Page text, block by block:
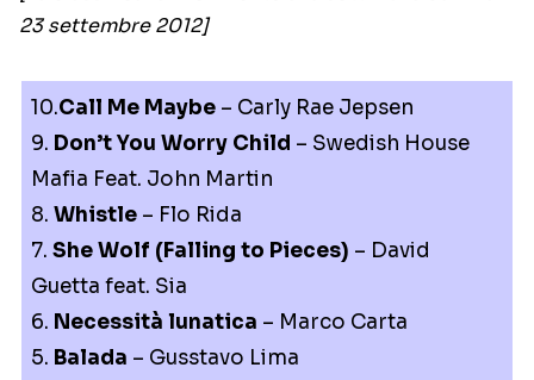
23 settembre 2012]
10.Call Me Maybe – Carly Rae Jepsen
9. Don’t You Worry Child – Swedish House
Mafia Feat. John Martin
8. Whistle – Flo Rida
7. She Wolf (Falling to Pieces) – David
Guetta feat. Sia
6. Necessità lunatica – Marco Carta
5. Balada – Gusstavo Lima